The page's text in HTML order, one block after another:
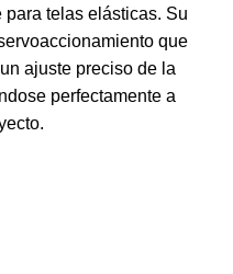
telas elásticas. Su
que
ajuste preciso de la
perfectamente a